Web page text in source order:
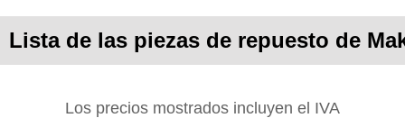
Lista de las piezas de repuesto de
Los precios mostrados incluyen el IVA